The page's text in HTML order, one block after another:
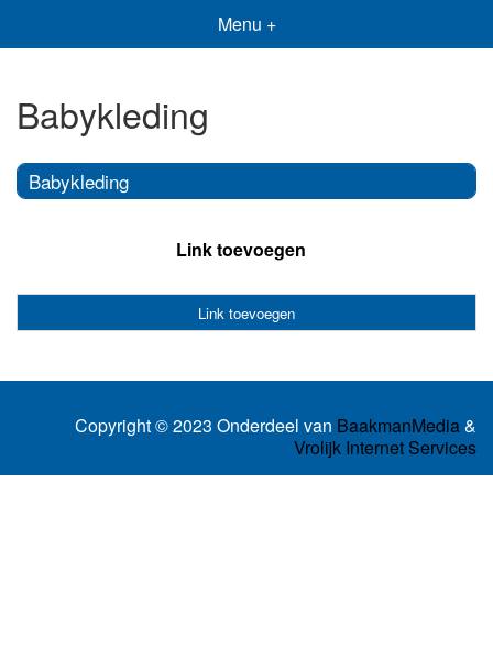
Menu +
Babykleding
Babykleding
Link toevoegen
Link toevoegen
Copyright © 2023 Onderdeel van BaakmanMedia&
Vrolijk Internet Services